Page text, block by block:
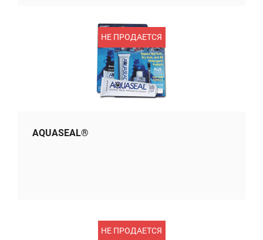
НЕ ПРОДАЕТСЯ
AQUASEAL®
НЕ ПРОДАЕТСЯ